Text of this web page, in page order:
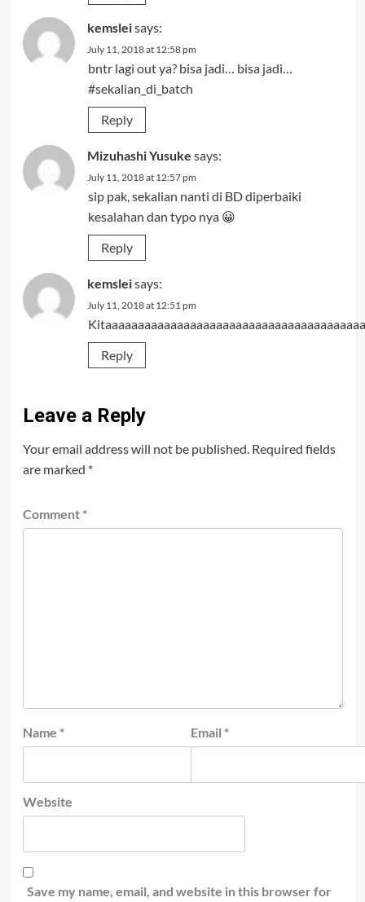
kemsleisays:
July 11, 2018 at 12:58 pm
bntr lagi out ya? bisa jadi… bisa jadi…
#sekalian_di_batch
Reply
Mizuhashi Yusuke says:
July 11, 2018 at 12:57 pm
sip pak, sekalian nanti di BD diperbaiki
kesalahan dan typo nya 😀
Reply
kemsleisays:
July 11, 2018 at 12:51 pm
Reply
Leave a Reply
Your email address will not be published. Required fields
are marked *
Comment *
Name * Email *
Website
Save my name, email, and website in this browser for